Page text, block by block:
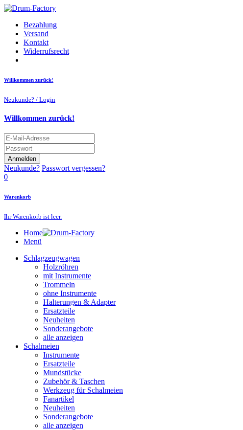
Bezahlung
Versand
Kontakt
Widerrufsrecht
Willkommen zurück!
Neukunde? / Login
Willkommen zurück!
Anmelden
Neukunde? Passwort vergessen?
0
Warenkorb
Ihr Warenkorb ist leer.
Home
Menü
Schlagzeugwagen
Holzröhren
mit Instrumente
Trommeln
ohne Instrumente
Halterungen & Adapter
Ersatzteile
Neuheiten
Sonderangebote
alle anzeigen
Schalmeien
Instrumente
Ersatzteile
Mundstücke
Zubehör & Taschen
Werkzeug für Schalmeien
Fanartikel
Neuheiten
Sonderangebote
alle anzeigen